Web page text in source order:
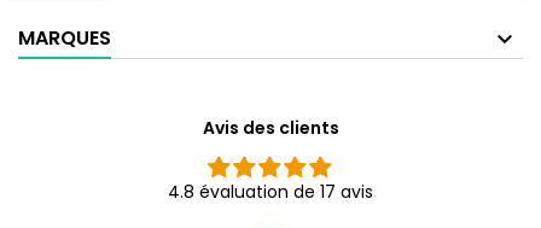
MARQUES
Avis des clients
4.8 évaluation de 17 avis